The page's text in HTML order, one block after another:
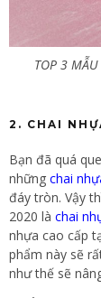
TOP 3
2. CHAI
Bạn đã quá
những chai
đáy tròn. Vậy
2020 là chai
nhựa cao cấp
phẩm này sẽ
như thế sẽ